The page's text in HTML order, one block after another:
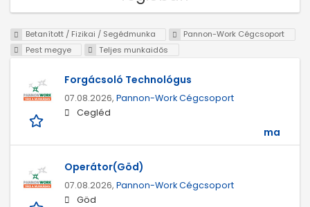
Betanított / Fizikai / Segédmunka
Pannon-Work Cégcsoport
Pest megye
Teljes munkaidős
Forgácsoló Technológus
07.08.2026, Pannon-Work Cégcsoport
Cegléd
ma
Operátor(Göd)
07.08.2026, Pannon-Work Cégcsoport
Göd